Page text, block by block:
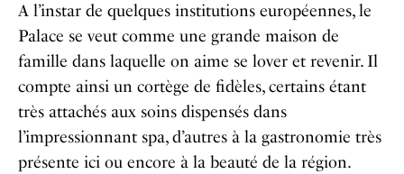
A l’instar de quelques institutions européennes, le
Palace se veut comme une grande maison de
famille dans laquelle on aime se lover et revenir. Il
compte ainsi un cortège de fidèles, certains étant
très attachés aux soins dispensés dans
l’impressionnant spa, d’autres à la gastronomie très
présente ici ou encore à la beauté de la région.